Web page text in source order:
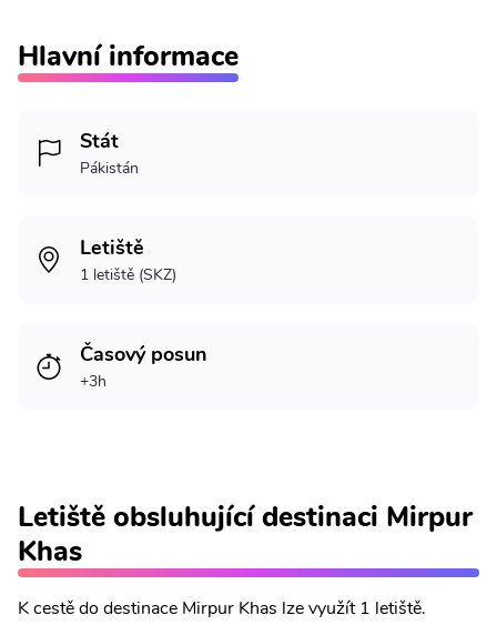
Hlavní informace
Stát
Pákistán
Letiště
1 letiště (SKZ)
Časový posun
+3h
Letiště obsluhující destinaci Mirpur
Khas
K cestě do destinace Mirpur Khas lze využít 1 letiště.